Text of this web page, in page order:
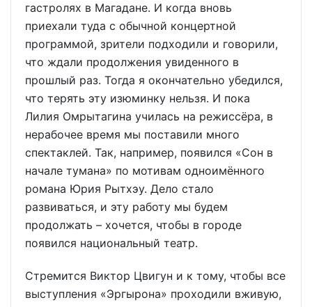
гастролях в Магадане. И когда вновь
приехали туда с обычной концертной
программой, зрители подходили и говорили,
что ждали продолжения увиденного в
прошлый раз. Тогда я окончательно убедился,
что терять эту изюминку нельзя. И пока
Лилия Омрытагина училась на режиссёра, в
нерабочее время мы поставили много
спектаклей. Так, например, появился «Сон в
начале тумана» по мотивам одноимённого
романа Юрия Рытхэу. Дело стало
развиваться, и эту работу мы будем
продолжать – хочется, чтобы в городе
появился национальный театр.
Стремится Виктор Цвигун и к тому, чтобы все
выступления «Эргырона» проходили вживую,